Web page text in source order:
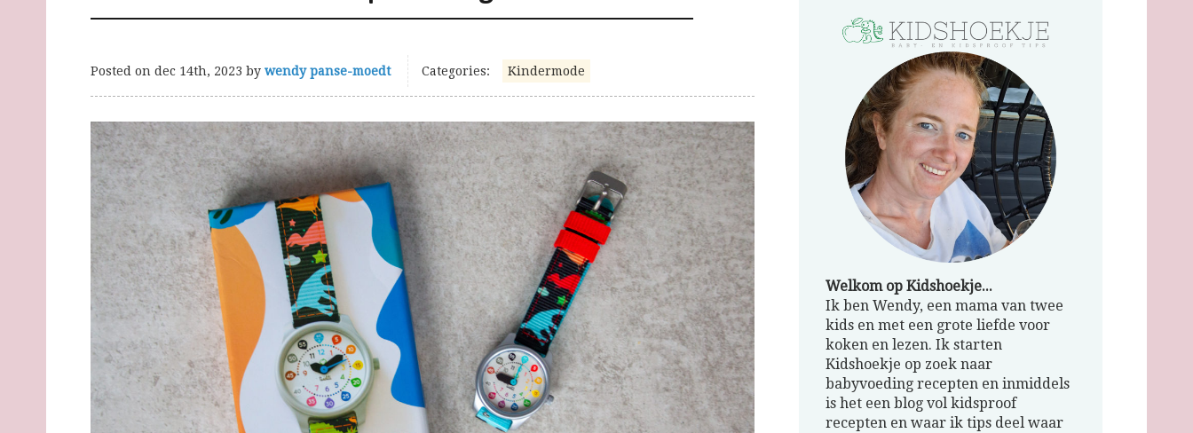
Posted on dec 14th, 2023 by wendy panse-moedt Categories: Kindermode
Welkom op Kidshoekje...
Ik ben Wendy, een mama van twee
kids en met een grote liefde voor
koken en lezen. Ik starten
Kidshoekje op zoek naar
babyvoeding recepten en inmiddels
is het een blog vol kidsproof
recepten en waar ik tips deel waar